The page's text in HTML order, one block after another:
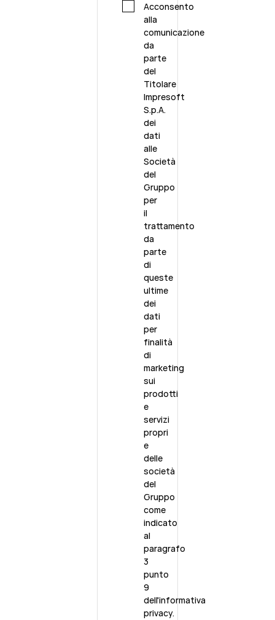
Acconsento
alla
comunicazione
da
parte
del
Titolare
Impresoft
S.p.A.
dei
dati
alle
Società
del
Gruppo
per
il
trattamento
da
parte
di
queste
ultime
dei
dati
per
finalità
di
marketing
sui
prodotti
e
servizi
propri
e
delle
società
del
Gruppo
come
indicato
al
paragrafo
3
punto
9
dell'informativa
privacy.